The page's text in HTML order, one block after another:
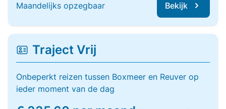
Maandelijks opzegbaar Bekijk
Traject Vrij
Onbeperkt reizen tussen Boxmeer en Reuver op
ieder moment van de dag